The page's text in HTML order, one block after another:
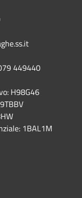
449440
H98G46
1BAL1M